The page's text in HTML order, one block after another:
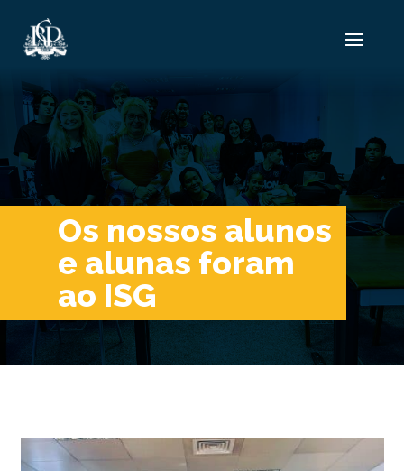
Os nossos alunos
e alunas foram
ao ISG